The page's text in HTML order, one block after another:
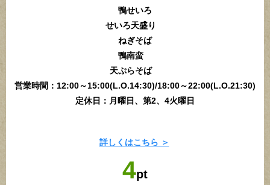
4pt
鴨せいろ
せいろ天盛り
ねぎそば
鴨南蛮
天ぷらそば
営業時間：12:00～15:00(L.O.14:30)/18:00～22:00(L.O.21:30)
定休日：月曜日、第2、4火曜日
詳しくはこちら ＞